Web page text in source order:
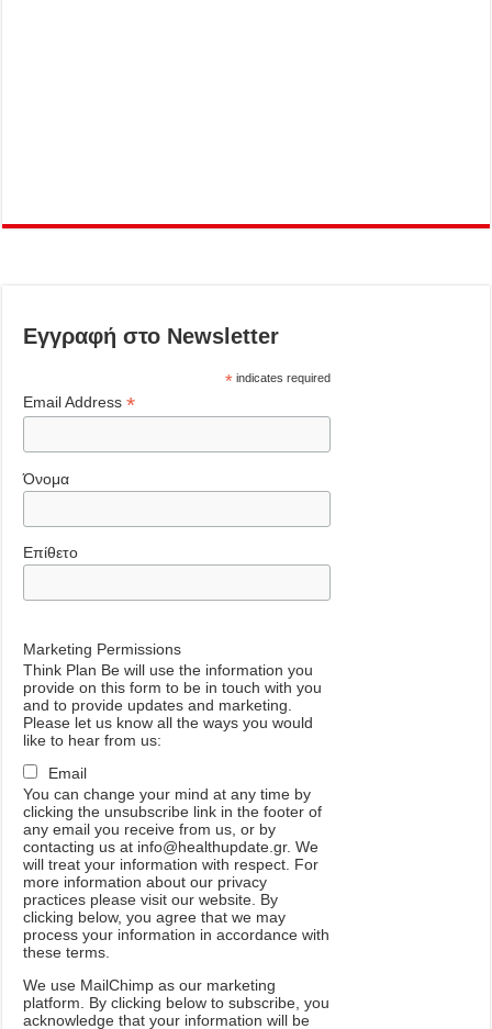
Εγγραφή στο Newsletter
*indicates required
Email Address*
Όνομα
Επίθετο
Marketing Permissions
Think Plan Be will use the information you
provide on this form to be in touch with you
and to provide updates and marketing.
Please let us know all the ways you would
like to hear from us:
Email
You can change your mind at any time by
clicking the unsubscribe link in the footer of
any email you receive from us, or by
contacting us at info@healthupdate.gr. We
will treat your information with respect. For
more information about our privacy
practices please visit our website. By
clicking below, you agree that we may
process your information in accordance with
these terms.
We use MailChimp as our marketing
platform
By clicking below to subscribe ,you
acknowledge that your information will be